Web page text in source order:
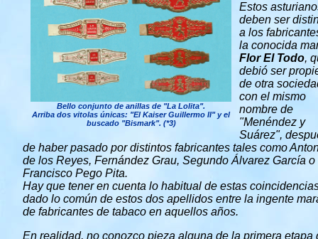
Bello conjunto de anillas de "La Lolita".
Arriba dos vitolas únicas: "El Kaiser Guillermo II" y el
buscado "Bismark". (*3)
Estos
deben ser
a los
la conocida
Flor El Todo,
debió ser
de otra
con el mismo
nombre de
"Menéndez y
Suárez",
de haber pasado por distintos fabricantes tales como
de los Reyes, Fernández Grau, Segundo Álvarez García o
Francisco Pego Pita.
Hay que tener en cuenta lo habitual de estas
dado lo común de estos dos apellidos entre la ingente
de fabricantes de tabaco en aquellos años.
En realidad, no conozco pieza alguna de la primera etapa